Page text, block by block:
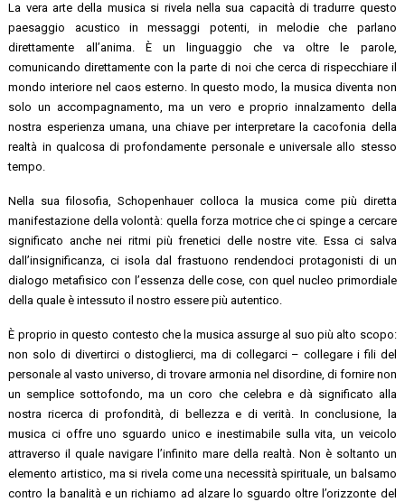
La vera arte della musica si rivela nella sua capacità di tradurre questo
paesaggio acustico in
messaggi potenti, in melodie che parlano
direttamente all’anima. È un linguaggio che va
oltre le parole,
comunicando direttamente con la parte di noi che cerca di rispecchiare il
mondo interiore nel caos esterno. In questo modo, la musica diventa non
solo un accompagnamento, ma un vero e proprio innalzamento della
nostra esperienza umana, una chiave per interpretare la cacofonia della
realtà in qualcosa di profondamente personale e universale allo stesso
tempo.
Nella sua filosofia, Schopenhauer colloca la musica come più diretta
manifestazione della volontà: quella forza motrice che ci spinge a cercare
significato anche nei ritmi più frenetici delle nostre vite. Essa ci salva
dall’insignificanza, ci isola dal frastuono rendendoci protagonisti di un
dialogo metafisico con l’essenza delle cose, con quel nucleo primordiale
della quale è intessuto il nostro essere più autentico.
È proprio in questo contesto che la musica assurge al suo più alto scopo:
non solo di divertirci o distoglierci, ma di collegarci – collegare i fili del
personale al vasto universo, di trovare armonia nel disordine, di fornire non
un semplice sottofondo, ma un coro che celebra e dà significato alla
nostra ricerca di profondità, di bellezza e di verità. In conclusione, la
musica ci offre uno sguardo unico e inestimabile sulla vita, un veicolo
attraverso il quale navigare l’infinito mare della realtà. Non è soltanto un
elemento artistico, ma si rivela come una necessità spirituale, un balsamo
contro la banalità e un richiamo ad alzare lo sguardo oltre l’orizzonte del